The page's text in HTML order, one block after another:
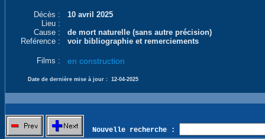
Décès :
10 avril 2025
Lieu :
Cause :
de mort naturelle (sans autre précision)
Reférence :
voir bibliographie et remerciements
Films : en construction
Date de dernière mise à jour : 12-04-2025
Nouvelle recherche :